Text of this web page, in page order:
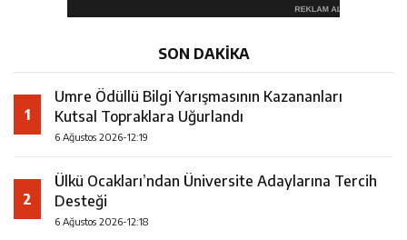
SON DAKİKA
1
Umre Ödüllü Bilgi Yarışmasının Kazananları
Kutsal Topraklara Uğurlandı
6 Ağustos 2026-12:19
2
Ülkü Ocakları’ndan Üniversite Adaylarına Tercih
Desteği
6 Ağustos 2026-12:18